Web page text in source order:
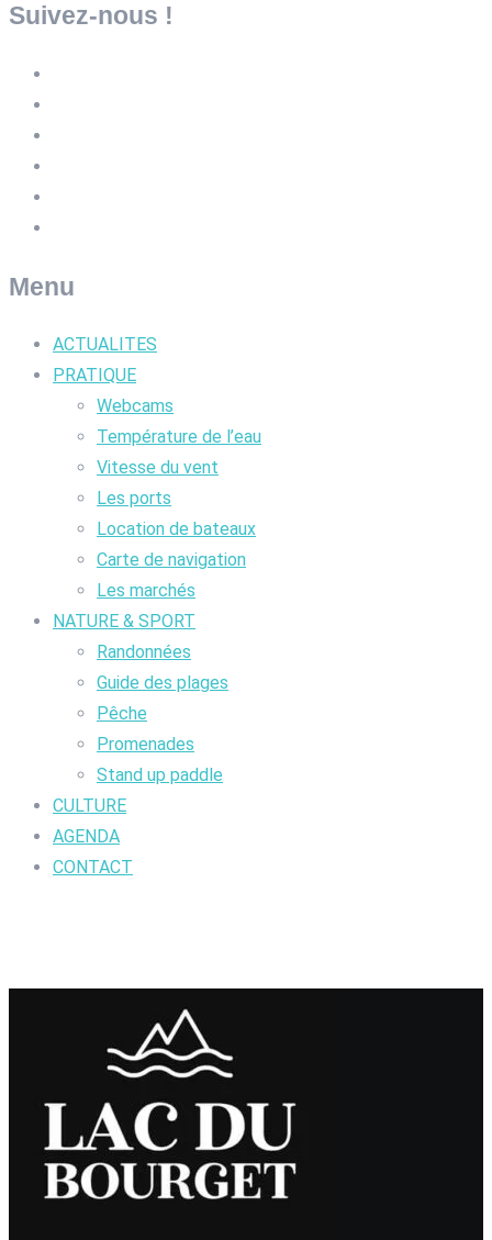
Suivez-nous !
Menu
ACTUALITES
PRATIQUE
Webcams
Température de l’eau
Vitesse du vent
Les ports
Location de bateaux
Carte de navigation
Les marchés
NATURE & SPORT
Randonnées
Guide des plages
Pêche
Promenades
Stand up paddle
CULTURE
AGENDA
CONTACT